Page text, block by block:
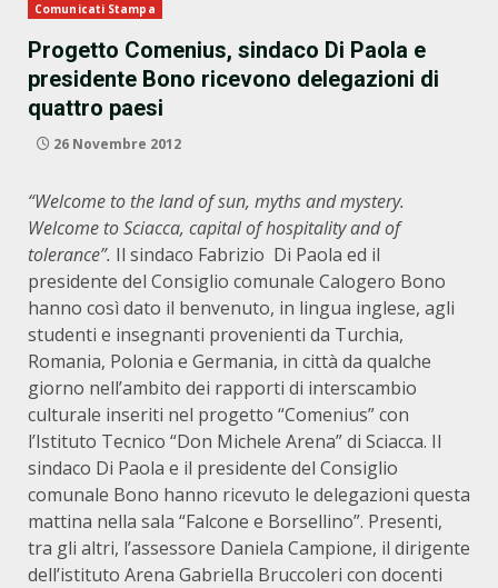
Comunicati Stampa
Progetto Comenius, sindaco Di Paola e
presidente Bono ricevono delegazioni di
quattro paesi
26 Novembre 2012
“Welcome to the land of sun, myths and mystery.
Welcome to Sciacca, capital of hospitality and of
tolerance”. Il sindaco Fabrizio Di Paola ed il
presidente del Consiglio comunale Calogero Bono
hanno così dato il benvenuto, in lingua inglese, agli
studenti e insegnanti provenienti da Turchia,
Romania, Polonia e Germania, in città da qualche
giorno nell’ambito dei rapporti di interscambio
culturale inseriti nel progetto “Comenius” con
l’Istituto Tecnico “Don Michele Arena” di Sciacca. Il
sindaco Di Paola e il presidente del Consiglio
comunale Bono hanno ricevuto le delegazioni questa
mattina nella sala “Falcone e Borsellino”. Presenti,
tra gli altri, l’assessore Daniela Campione, il dirigente
dell’istituto Arena Gabriella Bruccoleri con docenti